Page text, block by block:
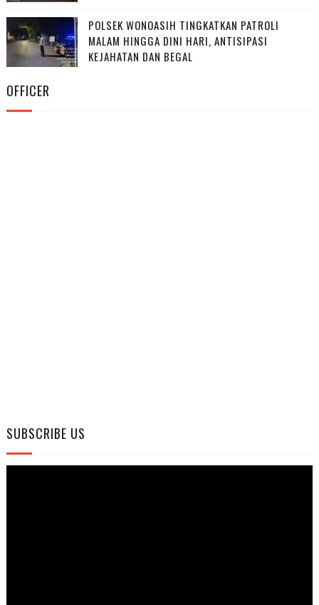
POLSEK WONOASIH TINGKATKAN PATROLI
MALAM HINGGA DINI HARI, ANTISIPASI
KEJAHATAN DAN BEGAL
OFFICER
SUBSCRIBE US